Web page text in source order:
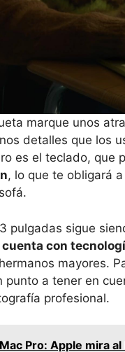
marque unos
detalles que los
es el teclado, que
, lo que te obligará
pulgadas sigue
cuenta con
mayores.
punto a tener en
profesional.
Pro: Apple mira al